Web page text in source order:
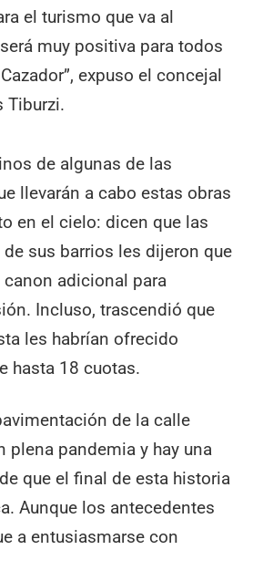
el turismo que va al
muy positiva para todos
expuso el concejal
Tiburzi.
de algunas de las
llevarán a cabo estas obras
en el cielo: dicen que las
sus barrios les dijeron que
canon adicional para
Incluso, trascendió que
les habrían ofrecido
hasta 18 cuotas.
de la calle
plena pandemia y hay una
que el final de esta historia
Aunque los antecedentes
a entusiasmarse con